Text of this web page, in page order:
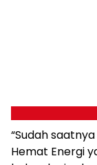
“Sudah
Hemat Energi